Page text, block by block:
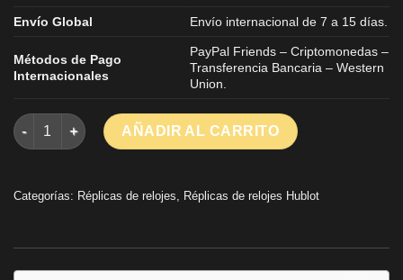
Envío Global Envío internacional de 7 a 15 días.
Métodos de Pago
Internacionales
PayPal Friends – Criptomonedas –
Transferencia Bancaria – Western
Union.
Hublot Spirit Of Big Bang Yellow Magic Mejor Reloj Réplica
AÑADIR AL CARRITO
Categorías: Réplicas de relojes Réplicas de relojes Hublot